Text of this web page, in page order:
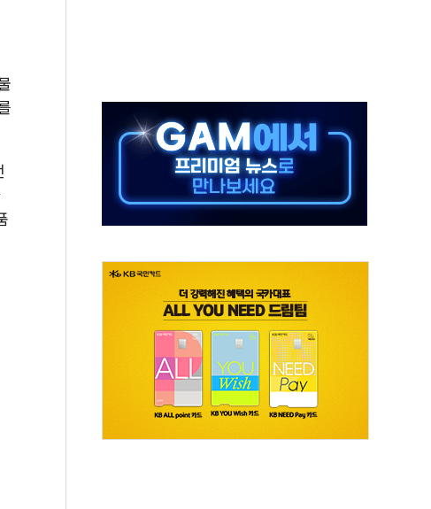
중...진화헬기 3대 투입
장 항소심도 징역 3년